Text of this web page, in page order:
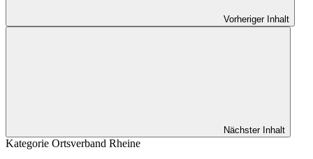
Vorheriger Inhalt
Nächster Inhalt
Kategorie Ortsverband Rheine